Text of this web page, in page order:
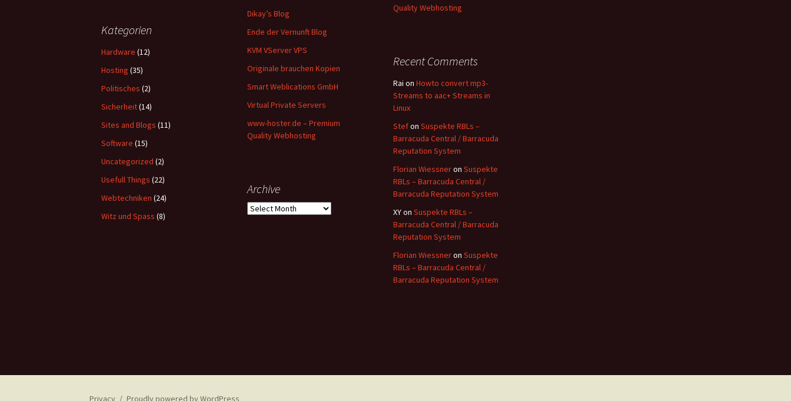
Dikay’s Blog
Ende der Vernunft Blog
KVM VServer VPS
Originale brauchen Kopien
Smart Weblications GmbH
Virtual Private Servers
www-hoster.de – Premium
Quality Webhosting
Quality Webhosting
Kategorien
Hardware (12)
Hosting (35)
Politisches (2)
Sicherheit(14)
Sites and Blogs (11)
Software (15)
Uncategorized (2)
Usefull Things (22)
Webtechniken (24)
Witz und Spass (8)
Recent Comments
Rai on Howto convert mp3-
Streams to aac+ Streams in
Linux
Stefon Suspekte RBLs –
Barracuda Central / Barracuda
Reputation System
Florian Wiessneron Suspekte
RBLs – Barracuda Central /
Barracuda Reputation System
XYon Suspekte RBLs –
Barracuda Central / Barracuda
Reputation System
Florian Wiessneron Suspekte
RBLs – Barracuda Central /
Barracuda Reputation System
Archive
Archive
Privacy Proudly powered by WordPress